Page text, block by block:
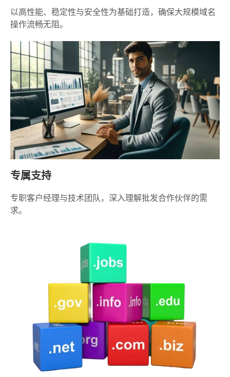
以高性能、稳定性与安全性为基础打造，确保大规模域名
操作流畅无阻。
专属支持
专职客户经理与技术团队，深入理解批发合作伙伴的需
求。